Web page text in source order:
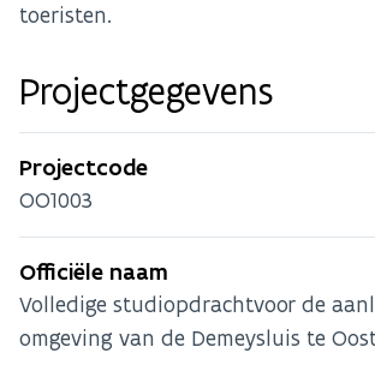
toeristen.
Projectgegevens
Projectcode
OO1003
Officiële naam
Volledige studiopdrachtvoor de
omgeving van de Demeysluis te